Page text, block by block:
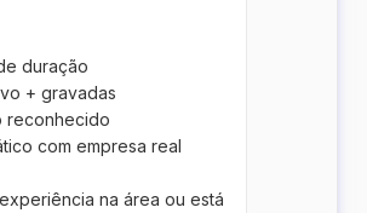
duração
+ gravadas
reconhecido
com empresa real
na área ou está